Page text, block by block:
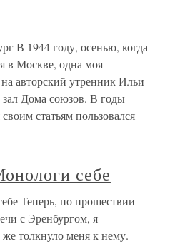
В 1944 году, осенью, когда
в Москве, одна моя
авторский утренник Ильи
Дома союзов. В годы
статьям пользовался
себе
Теперь, по прошествии
с Эренбургом, я
толкнуло меня к нему.